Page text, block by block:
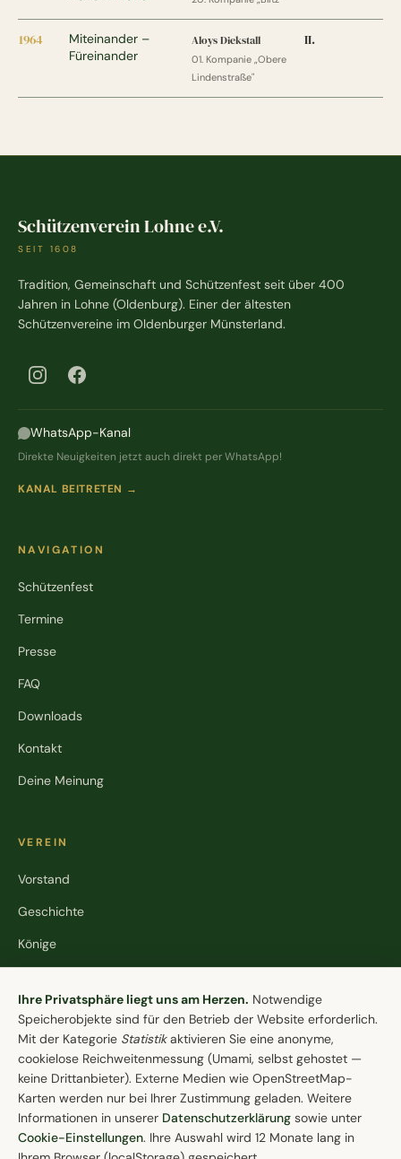
1964
Miteinander –
Füreinander
Aloys Diekstall
01. Kompanie „Obere
Lindenstraße"
II.
Schützenverein Lohne e.V.
SEIT 1608
Tradition, Gemeinschaft und Schützenfest seit über 400
Jahren in Lohne (Oldenburg). Einer der ältesten
Schützenvereine im Oldenburger Münsterland.
WhatsApp-Kanal
Direkte Neuigkeiten jetzt auch direkt per WhatsApp!
KANAL BEITRETEN →
NAVIGATION
Schützenfest
Termine
Presse
FAQ
Downloads
Kontakt
Deine Meinung
VEREIN
Vorstand
Geschichte
Könige
KONTAKT
Schützenverein Lohne e.V. von 1608
Brinkstraße 84
49393 Lohne (Oldb.)
04442 / 9858-30
Cookie-Einstellungen
Ihre Privatsphäre liegt uns am Herzen. Notwendige
Speicherobjekte sind für den Betrieb der Website erforderlich.
Mit der Kategorie Statistikaktivieren Sie eine anonyme,
cookielose Reichweitenmessung (Umami, selbst gehostet —
keine Drittanbieter). Externe Medien wie OpenStreetMap-
Karten werden nur bei Ihrer Zustimmung geladen. Weitere
Informationen in unserer Datenschutzerklärung sowie unter
Cookie-Einstellungen. Ihre Auswahl wird 12 Monate lang in